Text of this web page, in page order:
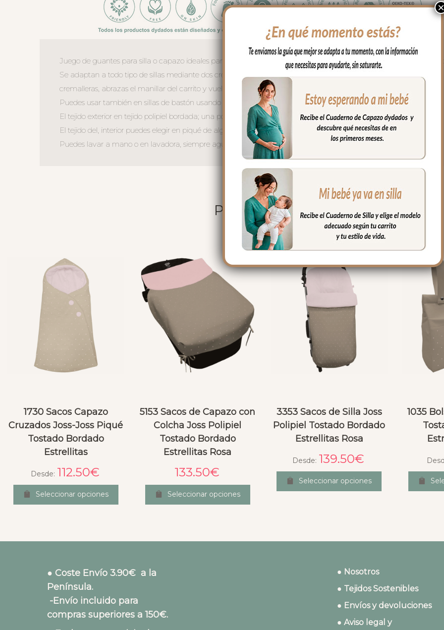
Juego de guantes para silla o capazo ideales para llevar vuestras manos calentitas mientras llevas a tu bebe en su
Se adaptan a todo tipo de sillas mediante dos cremalleras laterales. Se coloca de forma muy fácil y cómoda; abres
cremalleras, abrazas el manillar del carrito y vuelves a cerrar las cremalleras.
Puedes usar también en sillas de bastón usando el ojal central en la parte de atrás del guante.
El tejido exterior en tejido polipiel bordada; una polipiel sintética muy suave y agradable.
El tejido del, interior puedes elegir en piqué de algodón o en pelo corto liso.
Puedes lavar a mano o en lavadora, siempre agua fría, jabones no abrasivos y secado al natural.
PRODUCTOS RELACIONADOS
1730 Sacos Capazo
Cruzados Joss-Joss Piqué
Tostado Bordado
Estrellitas
Desde: 112.50€
Seleccionar opciones
5153 Sacos de Capazo con
Colcha Joss Polipiel
Tostado Bordado
Estrellitas Rosa
133.50€
Seleccionar opciones
3353 Sacos de Silla Joss
Polipiel Tostado Bordado
Estrellitas Rosa
Desde: 139.50€
Seleccionar opciones
1035
● Coste Envío 3.90€ a la
Península.
-Envío incluido para
compras superiores a 150€.
● Nosotros
● Tejidos Sostenibles
● Envíos y devoluciones
● Aviso legal y
×